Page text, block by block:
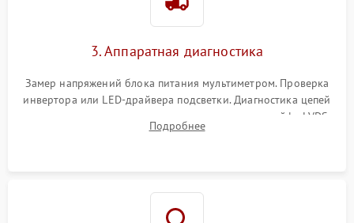
Поломка системы защиты
3. Аппаратная диагностика
Замер напряжений блока питания мультиметром. Проверка
инвертора или LED-драйвера подсветки. Диагностика цепей
питания скалера и тестирование сигналов на шлейфе LVDS
Подробнее